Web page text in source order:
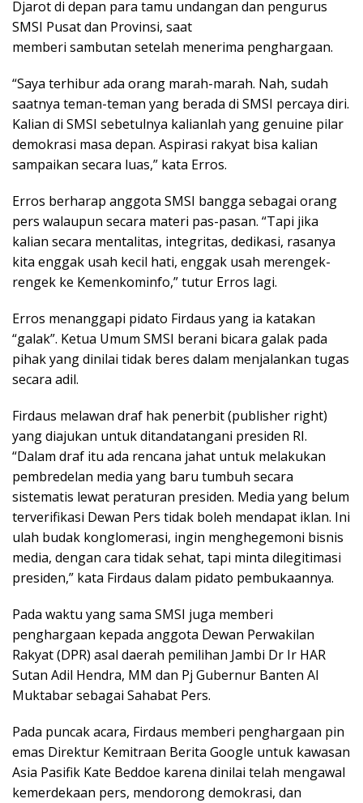
Djarot di depan para tamu undangan dan pengurus
SMSI Pusat dan Provinsi, saat
memberi sambutan setelah menerima penghargaan.
“Saya terhibur ada orang marah-marah. Nah, sudah
saatnya teman-teman yang berada di SMSI percaya diri.
Kalian di SMSI sebetulnya kalianlah yang genuine pilar
demokrasi masa depan. Aspirasi rakyat bisa kalian
sampaikan secara luas,” kata Erros.
Erros berharap anggota SMSI bangga sebagai orang
pers walaupun secara materi pas-pasan. “Tapi jika
kalian secara mentalitas, integritas, dedikasi, rasanya
kita enggak usah kecil hati, enggak usah merengek-
rengek ke Kemenkominfo,” tutur Erros lagi.
Erros menanggapi pidato Firdaus yang ia katakan
“galak”. Ketua Umum SMSI berani bicara galak pada
pihak yang dinilai tidak beres dalam menjalankan tugas
secara adil.
Firdaus melawan draf hak penerbit (publisher right)
yang diajukan untuk ditandatangani presiden RI.
“Dalam draf itu ada rencana jahat untuk melakukan
pembredelan media yang baru tumbuh secara
sistematis lewat peraturan presiden. Media yang belum
terverifikasi Dewan Pers tidak boleh mendapat iklan. Ini
ulah budak konglomerasi, ingin menghegemoni bisnis
media, dengan cara tidak sehat, tapi minta dilegitimasi
presiden,” kata Firdaus dalam pidato pembukaannya.
Pada waktu yang sama SMSI juga memberi
penghargaan kepada anggota Dewan Perwakilan
Rakyat (DPR) asal daerah pemilihan Jambi Dr Ir HAR
Sutan Adil Hendra, MM dan Pj Gubernur Banten Al
Muktabar sebagai Sahabat Pers.
Pada puncak acara, Firdaus memberi penghargaan pin
emas Direktur Kemitraan Berita Google untuk kawasan
Asia Pasifik Kate Beddoe karena dinilai telah mengawal
kemerdekaan pers, mendorong demokrasi, dan